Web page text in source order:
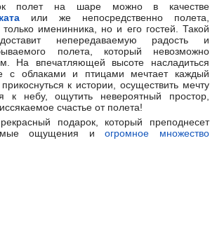
полет на шаре можно в качестве
или же непосредственно полета,
именинника, но и его гостей. Такой
непередаваемую радость и
полета, который невозможно
На впечатляющей высоте насладиться
с облаками и птицами мечтает каждый
к истории, осуществить мечту
к небу, ощутить невероятный простор,
счастье от полета!
подарок, который преподнесет
ощущения иогромное множество